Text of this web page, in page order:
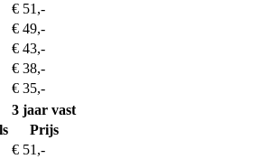
€ 51,-
€ 49,-
€ 43,-
€ 38,-
€ 35,-
3 jaar vast
Prijs
€ 51,-